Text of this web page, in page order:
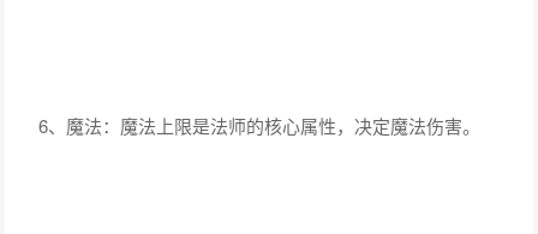
6、魔法：魔法上限是法师的核心属性，决定魔法伤害。